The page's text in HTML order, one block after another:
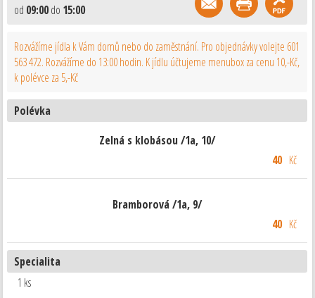
od 09:00do 15:00
Rozvážíme jídla k Vám domů nebo do zaměstnání. Pro objednávky volejte 601
563 472. Rozvážíme do 13:00 hodin. K jídlu účtujeme menubox za cenu 10,-Kč,
k polévce za 5,-Kč
Polévka
Zelná s klobásou /1a, 10/
40Kč
Bramborová /1a, 9/
40Kč
Specialita
1 ks